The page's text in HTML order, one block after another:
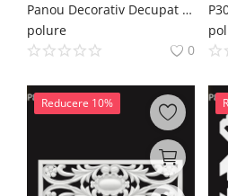
Panou Decorativ Decupat din Poliuretan 38x80 cm cu Ornamente
polure
0
Reducere 10%